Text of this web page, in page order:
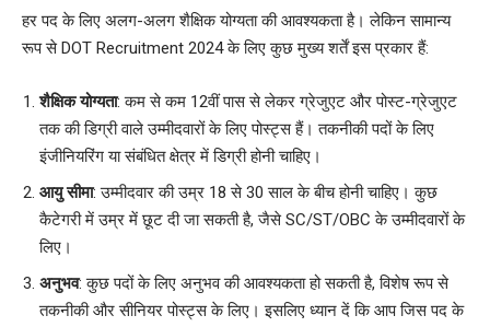
हर पद के लिए अलग-अलग शैक्षिक योग्यता की आवश्यकता है। लेकिन सामान्य
रूप से DOT Recruitment 2024 के लिए कुछ मुख्य शर्तें इस प्रकार हैं:
शैक्षिक योग्यता: कम से कम 12वीं पास से लेकर ग्रेजुएट और पोस्ट-ग्रेजुएट
तक की डिग्री वाले उम्मीदवारों के लिए पोस्ट्स हैं। तकनीकी पदों के लिए
इंजीनियरिंग या संबंधित क्षेत्र में डिग्री होनी चाहिए।
आयु सीमा: उम्मीदवार की उम्र 18 से 30 साल के बीच होनी चाहिए। कुछ
कैटेगरी में उम्र में छूट दी जा सकती है, जैसे SC/ST/OBC के उम्मीदवारों के
लिए।
अनुभव: कुछ पदों के लिए अनुभव की आवश्यकता हो सकती है, विशेष रूप से
तकनीकी और सीनियर पोस्ट्स के लिए। इसलिए ध्यान दें कि आप जिस पद के